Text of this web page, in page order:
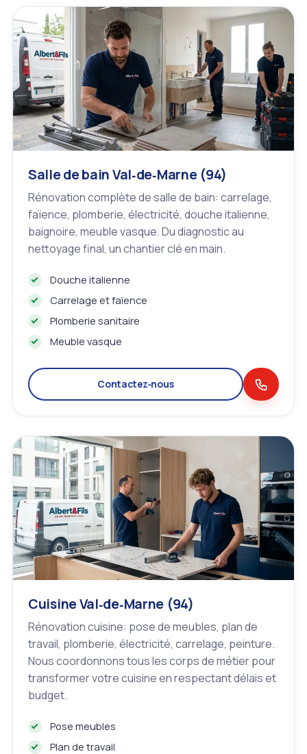
Salle de bain Val‑de‑Marne (94)
Rénovation complète de salle de bain: carrelage,
faïence, plomberie, électricité, douche italienne,
baignoire, meuble vasque. Du diagnostic au
nettoyage final, un chantier clé en main.
Douche italienne
Carrelage et faïence
Plomberie sanitaire
Meuble vasque
Contactez‑nous
Cuisine Val‑de‑Marne (94)
Rénovation cuisine: pose de meubles, plan de
travail, plomberie, électricité, carrelage, peinture.
Nous coordonnons tous les corps de métier pour
transformer votre cuisine en respectant délais et
budget.
Pose meubles
Plan de travail